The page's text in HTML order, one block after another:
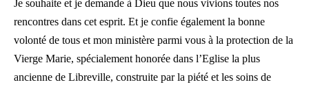
Je souhaite et je demande à Dieu que nous vivions toutes nos
rencontres dans cet esprit. Et je confie également la bonne
volonté de tous et mon ministère parmi vous à la protection de la
Vierge Marie, spécialement honorée dans l’Eglise la plus
ancienne de Libreville, construite par la piété et les soins de